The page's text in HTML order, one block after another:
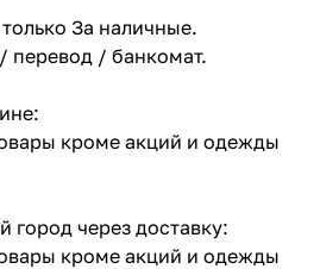
За наличные.
перевод / банкомат.
кроме акций и одежды
город через доставку:
кроме акций и одежды